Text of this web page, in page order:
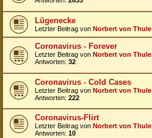
Lügenecke
Letzter Beitrag von Norbert von Thule
Coronavirus - Forever
Letzter Beitrag von Norbert von Thule
Antworten: 32
Coronavirus - Cold Cases
Letzter Beitrag von Norbert von Thule
Antworten: 222
Coronavirus-Flirt
Letzter Beitrag von Norbert von Thule
Antworten: 10